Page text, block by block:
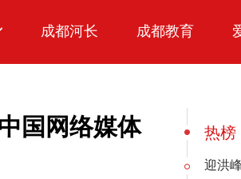
成都河长 成都教育
国网络媒体
热榜
迎洪